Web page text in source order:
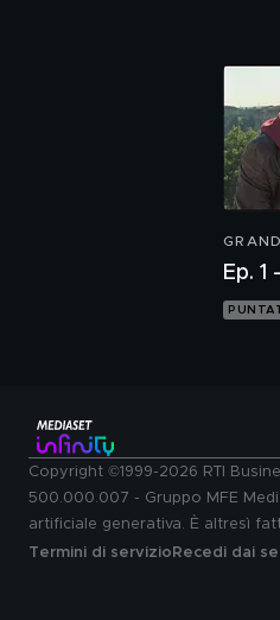
Ep.
Copyright ©1999-2026 RTI
500.000.007 - Gruppo MFE
artificiale generativa. È altresì
Termini di servizio Recedi dai